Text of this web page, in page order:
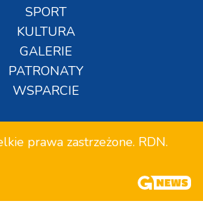
SPORT
KULTURA
GALERIE
PATRONATY
WSPARCIE
prawa zastrzeżone. RDN.